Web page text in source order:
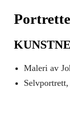
Maleri av